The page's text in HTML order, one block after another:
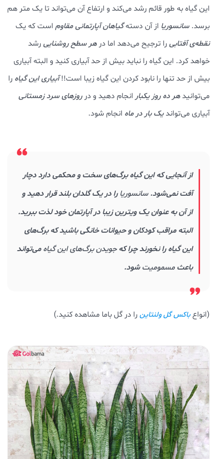
این گیاه به طور قائم رشد می‌کند و ارتفاع آن می‌تواند تا یک متر هم
برسد. سانسوریا از آن دستهگیاهان آپارتمانی مقاوم است که یک
نقطه‌ی آفتابی را ترجیح می‌دهد اما در هر سطح روشنایی رشد
خواهد کرد. این گیاه را نباید بیش از حد آبیاری کنید و البته آبیاری
بیش از حد تنها را نابود کردن این گیاه زیبا است!!آبیاری این گیاه را
می‌توانیدهر ده روز یکبار انجام دهید و درروزهای سرد زمستانی
آبیاری می‌تواندیک بار در ماه انجام شود.
از آنجایی که این گیاه برگ‌های سخت و محکمی دارد دچار
آفت نمی‌شود.سانسوریارا در یک گلدان بلند قرار دهید و
از آن به عنوان یک ویترین زیبا در آپارتمان خود لذت ببرید.
البته مراقب کودکان و حیوانات خانگی باشید که برگ‌های
این گیاه را نخورند چرا کهجویدن برگ‌هایاین گیاهمی‌تواند
باعث مسمومیتشود.
(انواعباکس گل ولنتاین را در گل باما مشاهده کنید.)